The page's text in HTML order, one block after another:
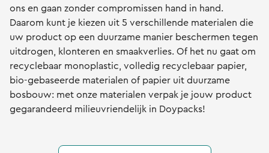
ons en gaan zonder compromissen hand in hand.
Daarom kunt je kiezen uit 5 verschillende materialen die
uw product op een duurzame manier beschermen tegen
uitdrogen, klonteren en smaakverlies. Of het nu gaat om
recyclebaar monoplastic, volledig recyclebaar papier,
bio-gebaseerde materialen of papier uit duurzame
bosbouw: met onze materialen verpak je jouw product
gegarandeerd milieuvriendelijk in Doypacks!